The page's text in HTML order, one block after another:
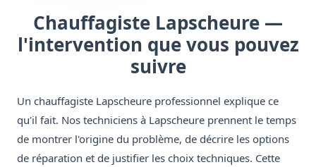
Chauffagiste Lapscheure —
l'intervention que vous pouvez
suivre
Un chauffagiste Lapscheure professionnel explique ce
qu'il fait. Nos techniciens à Lapscheure prennent le temps
de montrer l'origine du problème, de décrire les options
de réparation et de justifier les choix techniques. Cette